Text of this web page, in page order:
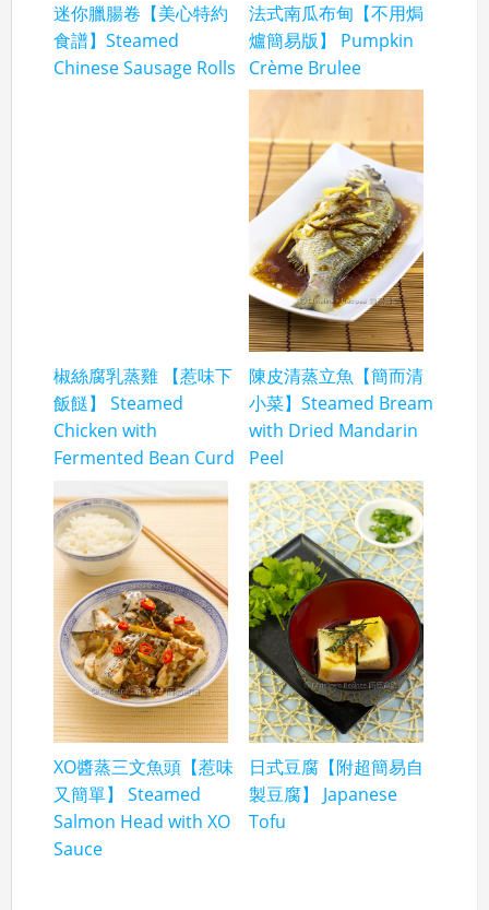
迷你臘腸卷【美心特約
食譜】Steamed
Chinese Sausage Rolls
法式南瓜布甸【不用焗
爐簡易版】 Pumpkin
Crème Brulee
椒絲腐乳蒸雞 【惹味下
飯餸】 Steamed
Chicken with
Fermented Bean Curd
陳皮清蒸立魚【簡而清
小菜】Steamed Bream
with Dried Mandarin
Peel
XO醬蒸三文魚頭【惹味
又簡單】 Steamed
Salmon Head with XO
Sauce
日式豆腐【附超簡易自
製豆腐】 Japanese
Tofu